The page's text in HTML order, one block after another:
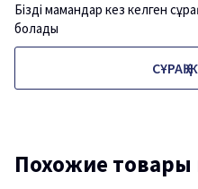
Біздің мамандар кез келген
болады
СҰРАҚ
Похожие товары